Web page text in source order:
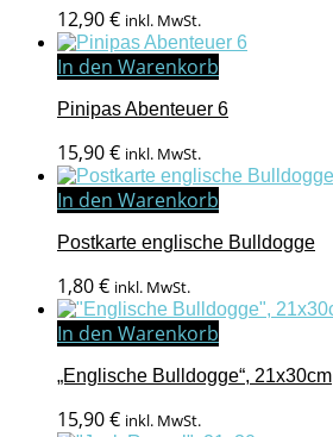
12,90€ inkl. MwSt.
In den Warenkorb
Pinipas Abenteuer 6
15,90€ inkl. MwSt.
In den Warenkorb
Postkarte englische Bulldogge
1,80€ inkl. MwSt.
In den Warenkorb
„Englische Bulldogge“, 21x30cm
15,90€ inkl. MwSt.